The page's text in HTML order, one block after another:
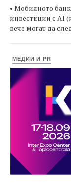
• Мобилното
инвестиции с AI
вече могат да
МЕДИИ И PR